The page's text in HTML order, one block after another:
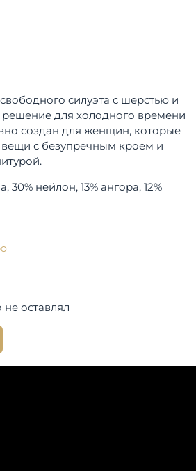
силуэта с шерстью и
для холодного времени
создан для женщин, которые
с безупречным кроем и
30% нейлон, 13% ангора, 12%
оставлял